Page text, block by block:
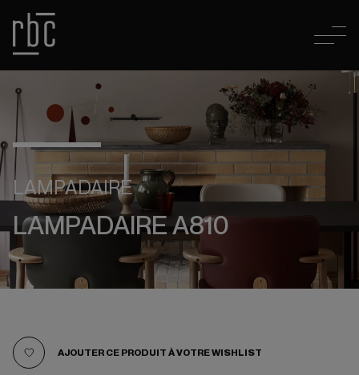
LAMPADAIRE
LAMPADAIRE A810
AJOUTER CE PRODUIT À VOTRE WISHLIST